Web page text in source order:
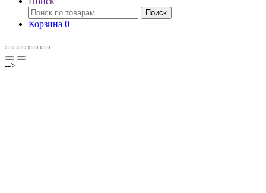
Искать:
Поиск
Корзина 0
-->